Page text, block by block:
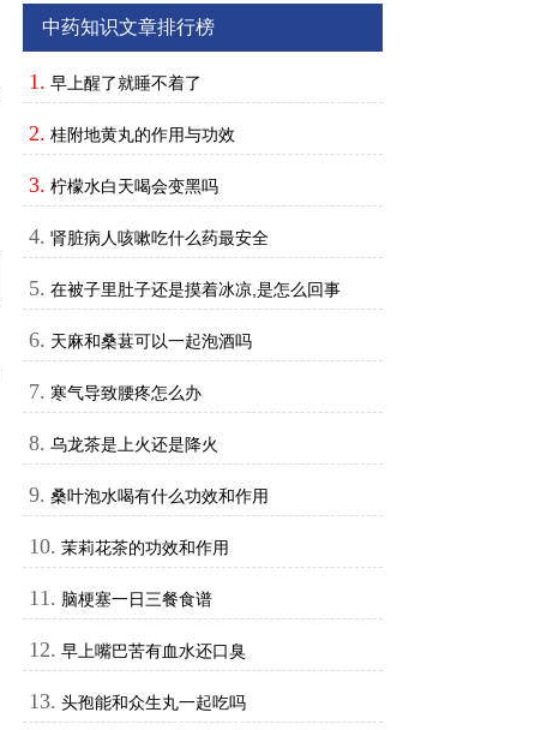
中药知识文章排行榜
1. 早上醒了就睡不着了
2. 桂附地黄丸的作用与功效
3. 柠檬水白天喝会变黑吗
4. 肾脏病人咳嗽吃什么药最安全
5. 在被子里肚子还是摸着冰凉,是怎么回事
6. 天麻和桑葚可以一起泡酒吗
7. 寒气导致腰疼怎么办
8. 乌龙茶是上火还是降火
9. 桑叶泡水喝有什么功效和作用
10. 茉莉花茶的功效和作用
11. 脑梗塞一日三餐食谱
12. 早上嘴巴苦有血水还口臭
13. 头孢能和众生丸一起吃吗